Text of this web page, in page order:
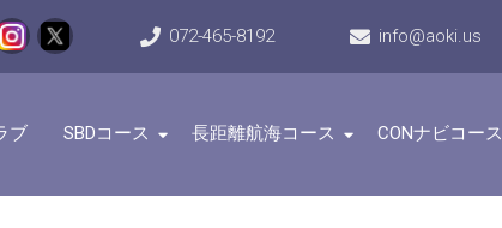
072-465-8192 info@aoki.us
ブ SBDコース 長距離航海コース CONナビコース